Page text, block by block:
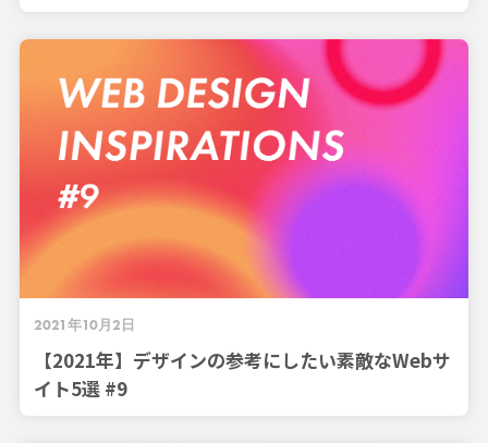
2021年10月2日
【2021年】デザインの参考にしたい素敵なWebサ
イト5選 #9